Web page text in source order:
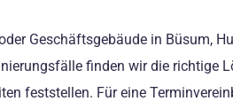
Geschäftsgebäude in Büsum,
finden wir die richtige
feststellen. Für eine